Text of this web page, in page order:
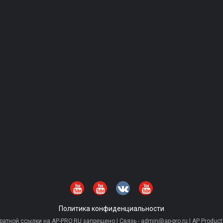
Политика конфиденциальности
ссылки на AP-PRO.RU запрещено | Связь - admin@ap-pro.ru | AP